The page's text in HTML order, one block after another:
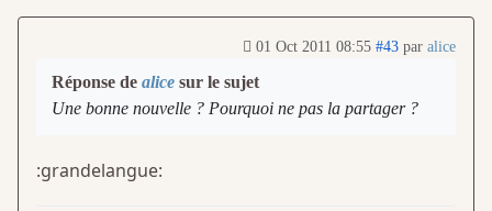
01 Oct 2011 08:55 #43 par alice
Réponse de alice sur le sujet
Une bonne nouvelle ? Pourquoi ne pas la partager ?
:grandelangue: